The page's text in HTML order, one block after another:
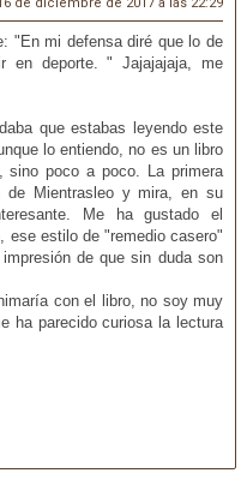
de diciembre de 2017 a las 22:29
"En mi defensa diré que lo de
deporte. " Jajajajaja, me
que estabas leyendo este
lo entiendo, no es un libro
sino poco a poco. La primera
Mientrasleo y mira, en su
Me ha gustado el
ese estilo de "remedio casero"
de que sin duda son
con el libro, no soy muy
ha parecido curiosa la lectura